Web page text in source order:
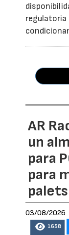
regulatoria
AR
un
para
para
palets
03/08/2026
1658